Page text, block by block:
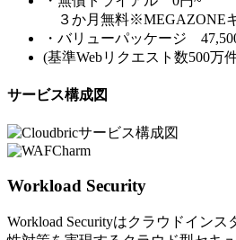
３か月無料※MEGAZONE
・バリューパッケージ
(基準Webリクエスト数500万
サービス構成図
Workload Security
Workload Securityはクラウドイン